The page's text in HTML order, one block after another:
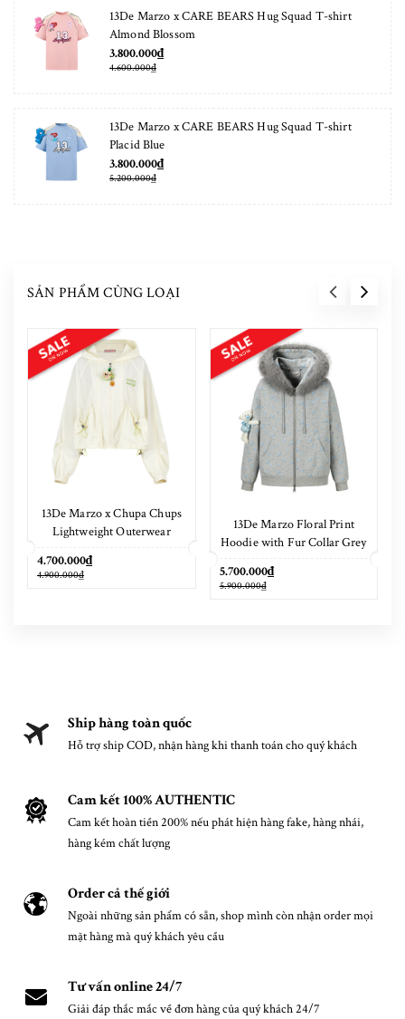
13De Marzo x CARE BEARS Hug Squad T-shirt
Almond Blossom
3.800.000₫
4.600.000₫
13De Marzo x CARE BEARS Hug Squad T-shirt
Placid Blue
3.800.000₫
5.200.000₫
SẢN PHẨM CÙNG LOẠI
13De Marzo x Chupa Chups
Lightweight Outerwear
4.700.000₫
4.900.000₫
13De Marzo Floral Print
Hoodie with Fur Collar Grey
5.700.000₫
5.900.000₫
Ship hàng toàn quốc
Hỗ trợ ship COD, nhận hàng khi thanh toán cho quý khách
Cam kết 100% AUTHENTIC
Cam kết hoàn tiền 200% nếu phát hiện hàng fake, hàng nhái,
hàng kém chất lượng
Order cả thế giới
Ngoài những sản phẩm có sẵn, shop mình còn nhận order mọi
mặt hàng mà quý khách yêu cầu
Tư vấn online 24/7
Giải đáp thắc mắc về đơn hàng của quý khách 24/7